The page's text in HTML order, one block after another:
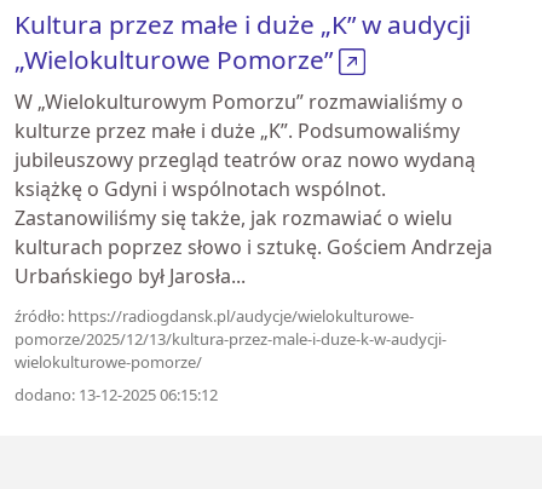
Kultura przez małe i duże „K” w audycji
„Wielokulturowe Pomorze”
W „Wielokulturowym Pomorzu” rozmawialiśmy o
kulturze przez małe i duże „K”. Podsumowaliśmy
jubileuszowy przegląd teatrów oraz nowo wydaną
książkę o Gdyni i wspólnotach wspólnot.
Zastanowiliśmy się także, jak rozmawiać o wielu
kulturach poprzez słowo i sztukę. Gościem Andrzeja
Urbańskiego był Jarosła...
źródło: https://radiogdansk.pl/audycje/wielokulturowe-
pomorze/2025/12/13/kultura-przez-male-i-duze-k-w-audycji-
wielokulturowe-pomorze/
dodano: 13-12-2025 06:15:12